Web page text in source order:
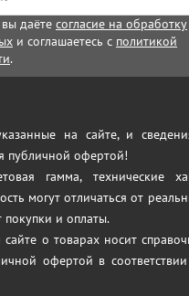
даёте согласие на обработку
и соглашаетесь с политикой
.
на сайте, и
публичной офертой!
гамма, технические
могут отличаться от
и оплаты.
о товарах носит
офертой в